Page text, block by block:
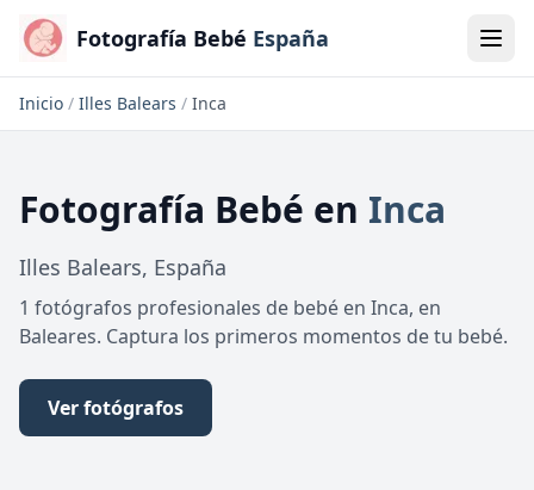
Fotografía Bebé España
Inicio / Illes Balears / Inca
Fotografía Bebé en Inca
Illes Balears, España
1 fotógrafos profesionales de bebé en Inca, en
Baleares. Captura los primeros momentos de tu bebé.
Ver fotógrafos